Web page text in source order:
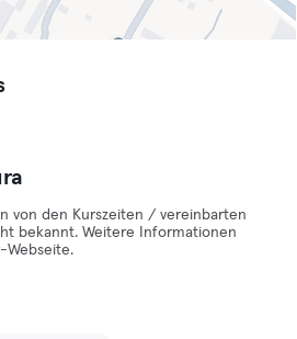
von den Kurszeiten / vereinbarten
bekannt. Weitere Informationen
Webseite.